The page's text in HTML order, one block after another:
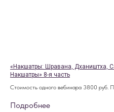
«Накшатры: Шравана, Дхаништха,
Накшатры» 8-я часть
Стоимость одного вебинара 3800 руб.
Подробнее